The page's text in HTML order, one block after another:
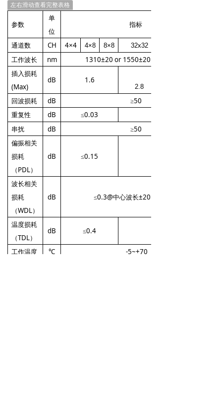
左右滑动查看完整表格
参数
单
位
指标
通道数 CH 4×4 4×8 8×8 32x32
工作波长 nm
1310±20 or 1550±20 or 1625±20
插入损耗
(Max)
dB 1.6
2.8
回波损耗 dB
≥50
重复性
dB ≤0.03
串扰 dB
≥50
偏振相关
损耗
（PDL）
dB ≤0.15
波长相关
损耗
（WDL）
dB ≤0.3@中心波长±20nm, 23℃
温度损耗
（TDL）
dB ≤0.4
工作温度 ℃
-5~+70